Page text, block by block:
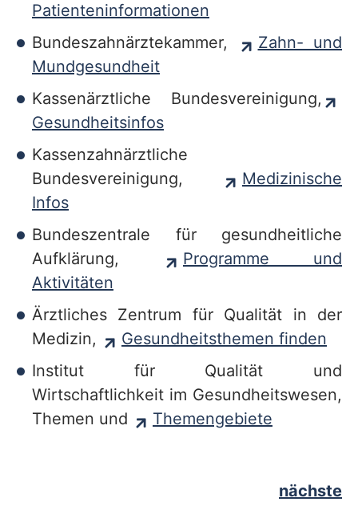
Patienteninformationen
Bundeszahnärztekammer,
Zahn- und
Mundgesundheit
Kassenärztliche Bundesvereinigung,
Gesundheitsinfos
Kassenzahnärztliche
Bundesvereinigung,
Medizinische
Infos
Bundeszentrale für gesundheitliche
Aufklärung,
Programme und
Aktivitäten
Ärztliches Zentrum für Qualität in der
Medizin,
Gesundheitsthemen finden
Institut für Qualität und
Wirtschaftlichkeit im Gesundheitswesen,
Themen und
Themengebiete
nächste